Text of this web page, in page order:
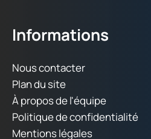
Informations
Nous contacter
Plan du site
À propos de l'équipe
Politique de confidentialité
Mentions légales